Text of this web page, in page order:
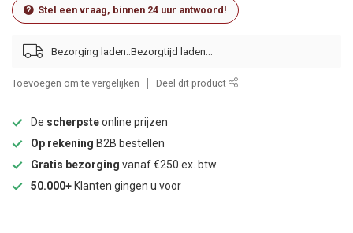
Stel een vraag, binnen 24 uur antwoord!
Bezorging laden..
Toevoegen om te vergelijken Deel dit product
De scherpsteonline prijzen
Op rekening B2B bestellen
Gratis bezorging vanaf €250 ex. btw
50.000+ Klanten gingen u voor